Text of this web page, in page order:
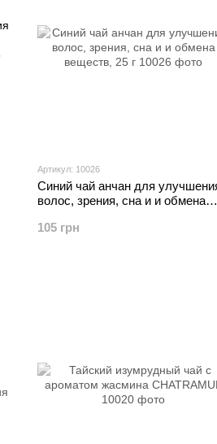
Артикул: 10026
Синий чай анчан для
волос, зрения, сна и и обмена
105 грн